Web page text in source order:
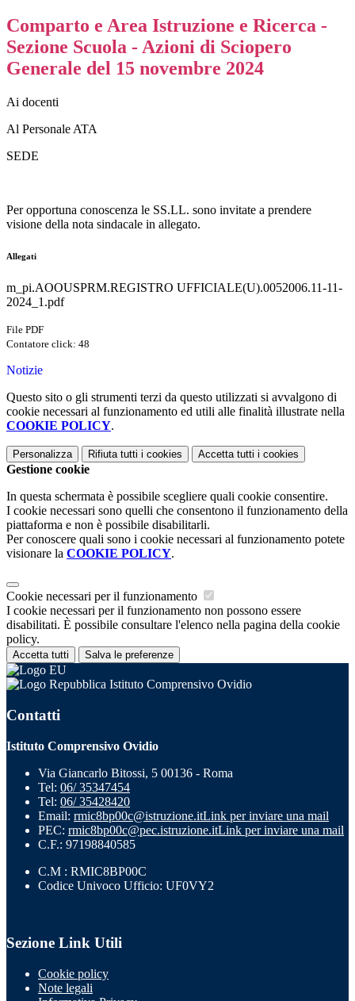
Comparto e Area Istruzione e Ricerca -
Sezione Scuola - Azioni di Sciopero
Generale del 15 novembre 2024
Ai docenti
Al Personale ATA
SEDE
Per opportuna conoscenza le SS.LL. sono invitate a prendere
visione della nota sindacale in allegato.
Allegati
m_pi.AOOUSPRM.REGISTRO UFFICIALE(U).0052006.11-11-
2024_1.pdf
File PDF
Contatore click: 48
Notizie
Questo sito o gli strumenti terzi da questo utilizzati si avvalgono di
cookie necessari al funzionamento ed utili alle finalità illustrate nella
COOKIE POLICY.
Personalizza Rifiuta tutti i cookies Accetta tutti i cookies
Gestione cookie
In questa schermata è possibile scegliere quali cookie consentire.
I cookie necessari sono quelli che consentono il funzionamento della
piattaforma e non è possibile disabilitarli.
Per conoscere quali sono i cookie necessari al funzionamento potete
visionare la COOKIE POLICY.
Cookie necessari per il funzionamento
I cookie necessari per il funzionamento non possono essere
disabilitati. È possibile consultare l'elenco nella pagina della cookie
policy.
Accetta tutti Salva le preferenze
Istituto Comprensivo Ovidio
Contatti
Istituto Comprensivo Ovidio
Via Giancarlo Bitossi, 5 00136 - Roma
Tel: 06/ 35347454
Tel: 06/ 35428420
Email: rmic8bp00c@istruzione.itLink per inviare una mail
PEC: rmic8bp00c@pec.istruzione.itLink per inviare una mail
C.F.: 97198840585
C.M : RMIC8BP00C
Codice Univoco Ufficio: UF0VY2
Sezione Link Utili
Cookie policy
Note legali